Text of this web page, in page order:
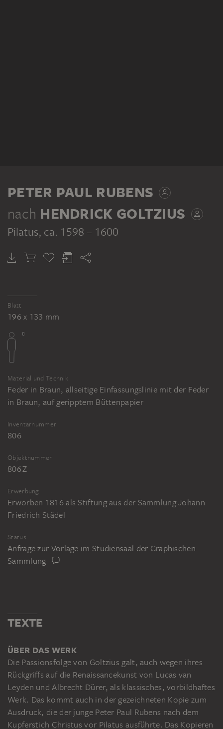
PETER PAUL RUBENS
nach HENDRICK GOLTZIUS
Pilatus, ca. 1598 – 1600
Blatt
196 x 133 mm
Material und Technik
Feder in Braun, allseitige Einfassungslinie mit der Feder
in Braun, auf geripptem Büttenpapier
Inventarnummer
806
Objektnummer
806 Z
Erwerbung
Erworben 1816 als Stiftung aus der Sammlung Johann
Friedrich Städel
Status
Anfrage zur Vorlage im Studiensaal der Graphischen
Sammlung
TEXTE
ÜBER DAS WERK
Die Passionsfolge von Goltzius galt, auch wegen ihres
Rückgriffs auf die Renaissancekunst von Lucas van
Leyden und Albrecht Dürer, als klassisches, vorbildhaftes
Werk. Das kommt auch in der gezeichneten Kopie zum
Ausdruck, die der junge Peter Paul Rubens nach dem
Kupferstich Christus vor Pilatus ausführte. Das Kopieren